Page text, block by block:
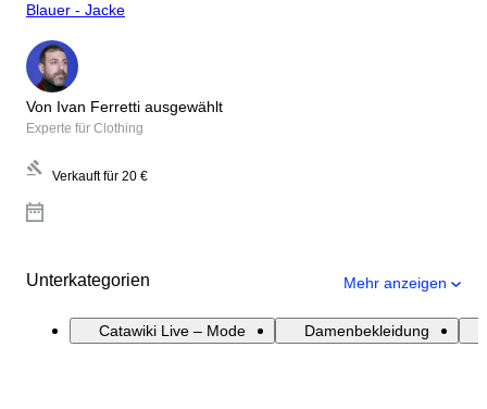
Blauer - Jacke
Von Ivan Ferretti ausgewählt
Experte für Clothing
Verkauft für 20 €
Unterkategorien Mehr anzeigen
Catawiki Live – Mode Damenbekleidung